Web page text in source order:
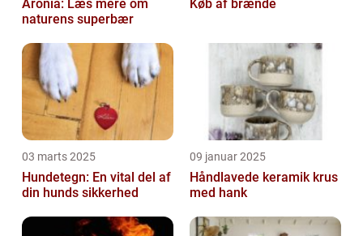
Aronia: Læs mere om
naturens superbær
Køb af brænde
03 marts 2025
Hundetegn: En vital del af
din hunds sikkerhed
09 januar 2025
Håndlavede keramik krus
med hank